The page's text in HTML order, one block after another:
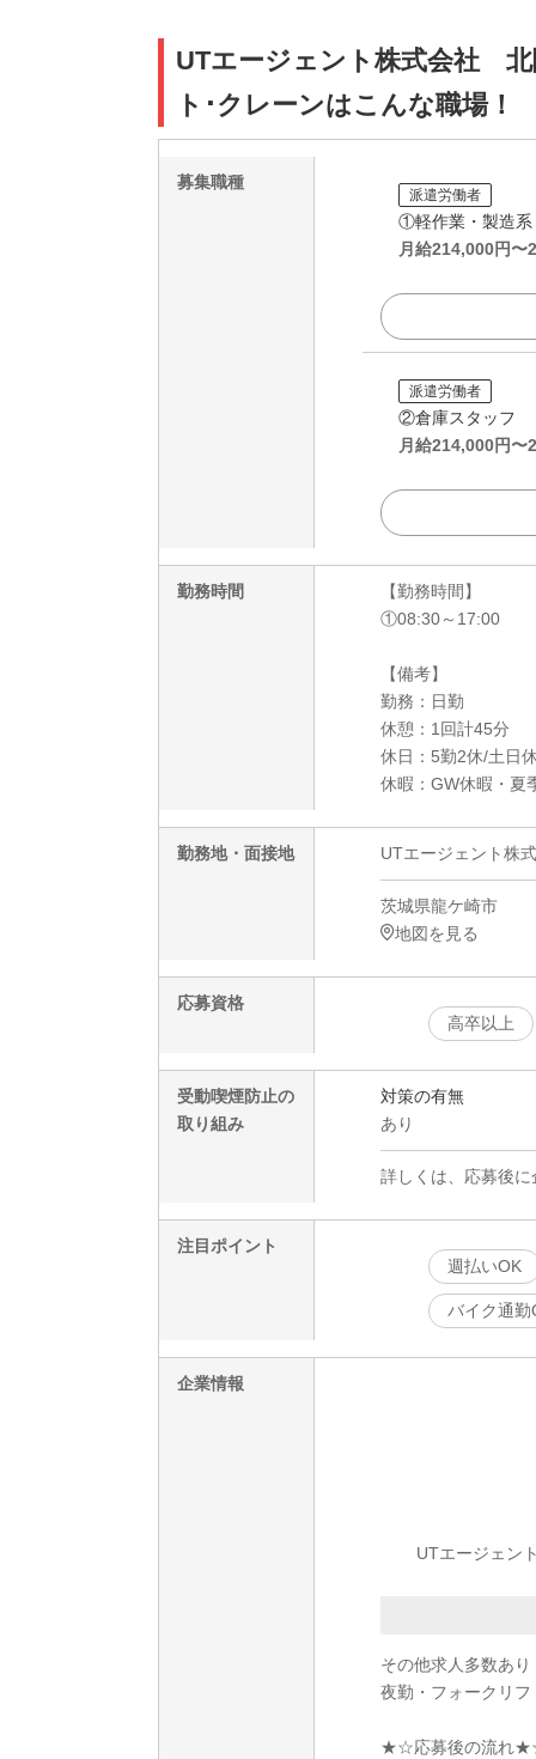
UTエージェント株式会社 北
ト･クレーンはこんな職場！
募集職種
派遣労働者
①軽作業・製造系
月給214,000円〜
派遣労働者
②倉庫スタッフ
月給214,000円〜
勤務時間
【勤務時間】
①08:30～17:00
【備考】
勤務：日勤
休憩：1回計45分
休日：5勤2休/土日
休暇：GW休暇・夏
勤務地・面接地 UTエージェント株
茨城県龍ケ崎市
地図を見る
応募資格
高卒以上
受動喫煙防止の
取り組み
対策の有無
あり
詳しくは、応募後
注目ポイント
週払いOK
バイク通勤
企業情報
UTエージェン
その他求人多数あり
夜勤・フォークリ
★☆応募後の流れ